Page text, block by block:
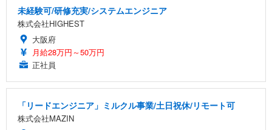
未経験可/研修充実/システムエンジニア
株式会社HIGHEST
大阪府
月給28万円～50万円
正社員
「リードエンジニア」ミルクル事業/土日祝休/リモート可
株式会社MAZIN